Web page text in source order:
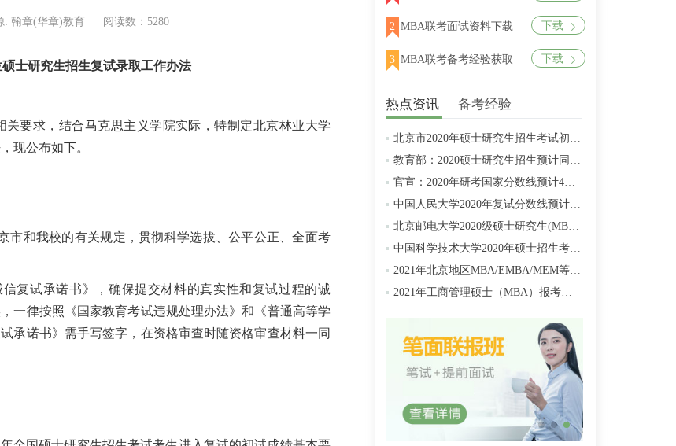
: 翰章(华章)教育 阅读数：5280
硕士研究生招生复试录取工作办法
要求，结合马克思主义学院实际，特制定北京林业大学
现公布如下。
市和我校的有关规定，贯彻科学选拔、公平公正、全面考
复试承诺书》，确保提交材料的真实性和复试过程的诚
一律按照《国家教育考试违规处理办法》和《普通高等学
承诺书》需手写签字，在资格审查时随资格审查材料一同
2 MBA联考面试资料下载 下载
3 MBA联考备考经验获取 下载
热点资讯 备考经验
北京市2020年硕士研究生招生考试初试成绩查询及复查复核的公告
教育部：2020硕士研究生招生预计同比增加18.9万人
官宣：2020年研考国家分数线预计4月中旬左右公布
中国人民大学2020年复试分数线预计将于4月中旬左右公布
北京邮电大学2020级硕士研究生(MBA/MPAcc/MPA等)学费标准
中国科学技术大学2020年硕士招生考试复试分数线预4月中旬公布
2021年北京地区MBA/EMBA/MEM等管理类联考提前批面试汇总
2021年工商管理硕士（MBA）报考条件